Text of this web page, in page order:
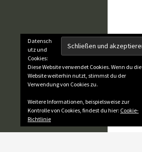
Datensch
utz und
Cookies:
Diese Website verwendet Cookies. Wenn du die
Website weiterhin nutzt, stimmst du der
Verwendung von Cookies zu.
Weitere Informationen, beispielsweise zur
Kontrolle von Cookies, findest du hier: Cookie-
Richtlinie